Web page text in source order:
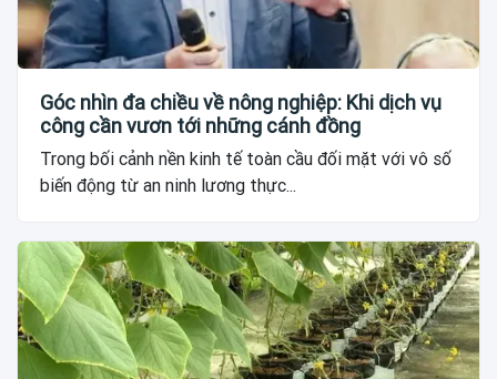
Góc nhìn đa chiều về nông nghiệp: Khi dịch vụ
công cần vươn tới những cánh đồng
Trong bối cảnh nền kinh tế toàn cầu đối mặt với vô số
biến động từ an ninh lương thực...